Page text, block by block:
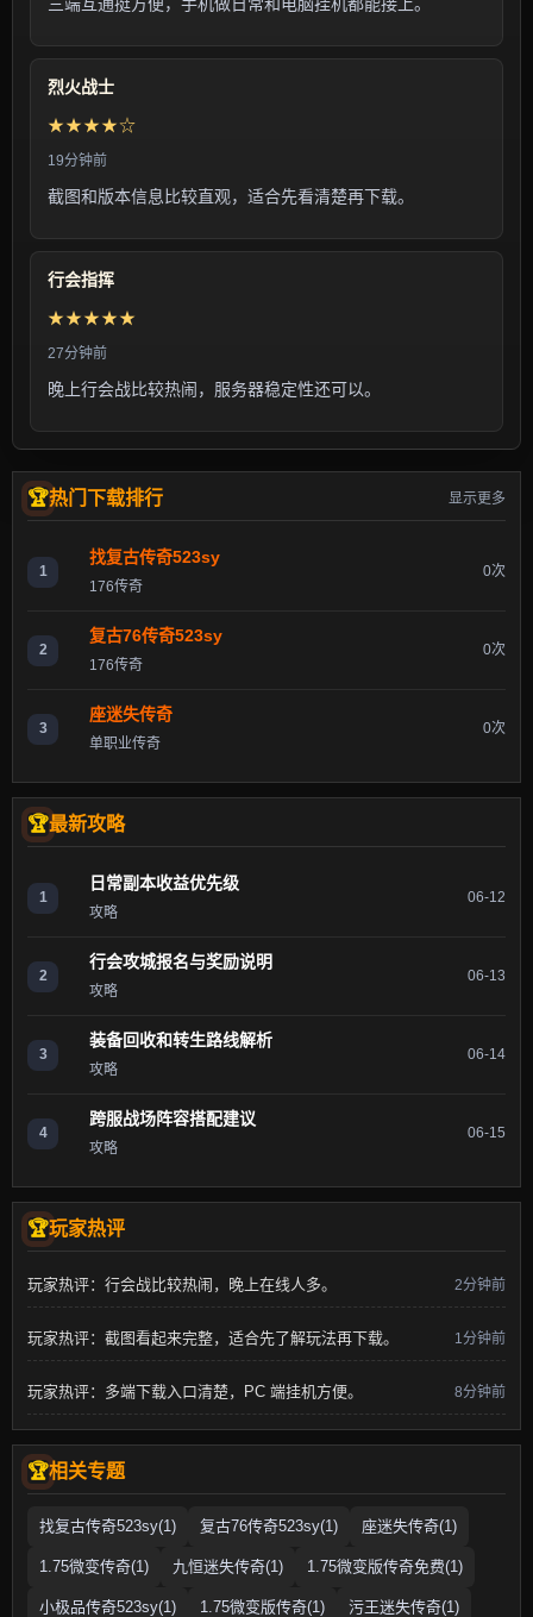
烈火战士
★★★★☆
19分钟前
截图和版本信息比较直观，适合先看清楚再下载。
行会指挥
★★★★★
27分钟前
晚上行会战比较热闹，服务器稳定性还可以。
热门下载排行 显示更多
1
找复古传奇523sy
176传奇
0次
2
复古76传奇523sy
176传奇
0次
3
座迷失传奇
单职业传奇
0次
最新攻略
1
日常副本收益优先级
攻略
06-12
2
行会攻城报名与奖励说明
攻略
06-13
3
装备回收和转生路线解析
攻略
06-14
4
跨服战场阵容搭配建议
攻略
06-15
玩家热评
玩家热评：行会战比较热闹，晚上在线人多。 2分钟前
玩家热评：截图看起来完整，适合先了解玩法再下载。 1分钟前
玩家热评：多端下载入口清楚，PC 端挂机方便。 8分钟前
相关专题
找复古传奇523sy(1) 复古76传奇523sy(1) 座迷失传奇(1)
1.75微变传奇(1) 九恒迷失传奇(1) 1.75微变版传奇免费(1)
小极品传奇523sy(1) 1.75微变版传奇(1) 污王迷失传奇(1)